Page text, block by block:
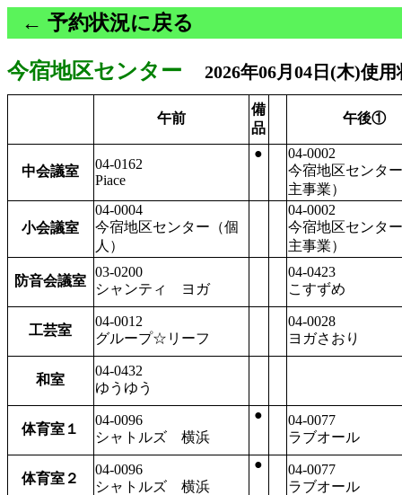
← 予約状況に戻る
今宿地区センター 2026年06月04日(木)使用
午前
備
品
午後①
中会議室
04-0162
Piace
●
04-0002
今宿地区センタ
主事業）
小会議室
04-0004
今宿地区センター（個
人）
04-0002
今宿地区センタ
主事業）
防音会議室
03-0200
シャンティ ヨガ
04-0423
こすずめ
工芸室
04-0012
グループ☆リーフ
04-0028
ヨガさおり
和室
04-0432
ゆうゆう
体育室１
04-0096
シャトルズ 横浜
●
04-0077
ラブオール
体育室２
04-0096
シャトルズ 横浜
●
04-0077
ラブオール